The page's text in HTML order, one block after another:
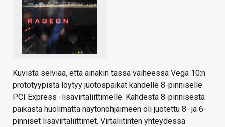
Kuvista selviää, että ainakin tässä vaiheessa Vega 10:n
prototyypistä löytyy juotospaikat kahdelle 8-pinniselle
PCI Express -lisävirtaliittimelle. Kahdesta 8-pinnisestä
paikasta huolimatta näytönohjaimeen oli juotettu 8- ja 6-
pinniset lisävirtaliittimet. Virtaliitinten yhteydessä